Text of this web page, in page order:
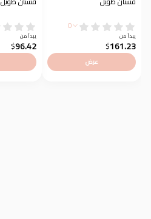
0
يبدأ من
161.23
$
عرض
يبدأ من
96.42
$